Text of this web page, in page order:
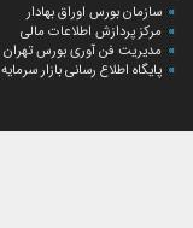
سازمان بورس اوراق بهادار
مرکز پردازش اطلاعات مالی
مدیریت فن آوری بورس تهران
پایگاه اطلاع رسانی بازار سرمایه
ارتباط با صندوق